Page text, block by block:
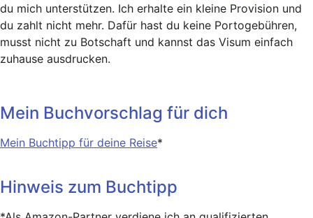
du mich unterstützen. Ich erhalte ein kleine Provision und
du zahlt nicht mehr. Dafür hast du keine Portogebühren,
musst nicht zu Botschaft und kannst das Visum einfach
zuhause ausdrucken.
Mein Buchvorschlag für dich
Mein Buchtipp für deine Reise*
Hinweis zum Buchtipp